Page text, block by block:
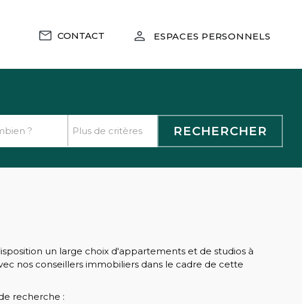
CONTACT ESPACES PERSONNELS
un large choix d'appartements et de studios à
nos conseillers immobiliers dans le cadre de cette
recherche :